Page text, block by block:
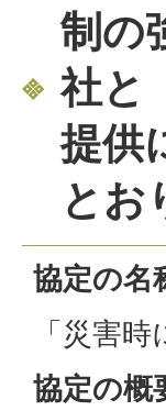
制の
社と
提供
とお
協定の名
「災害
協定の概